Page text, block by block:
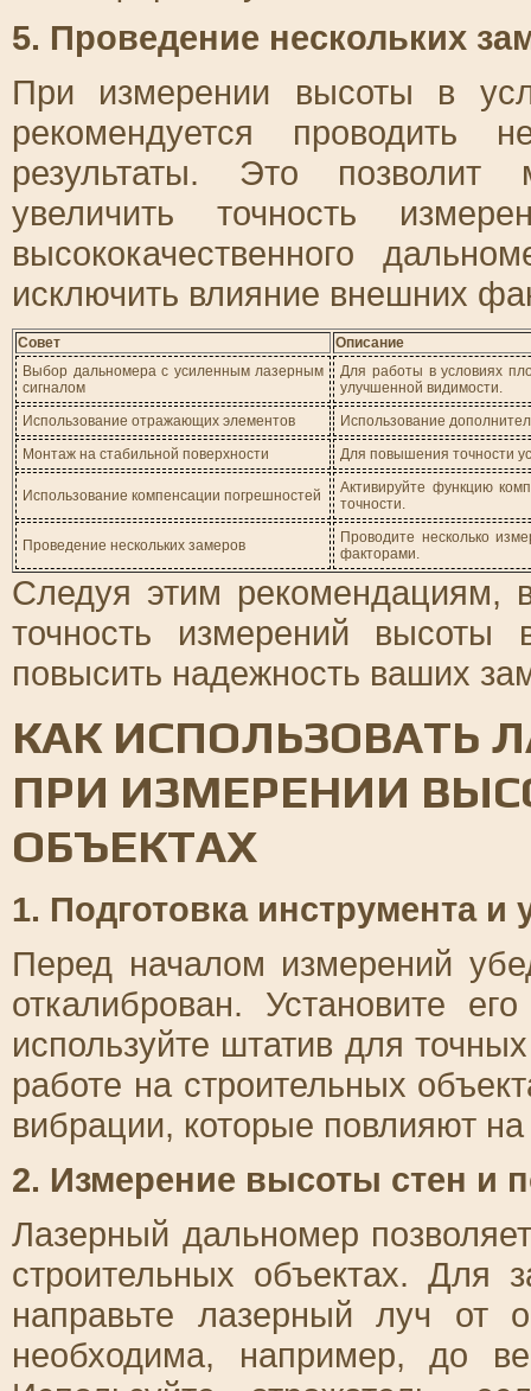
5. Проведение нескольких
При измерении высоты в
рекомендуется проводить
результаты. Это позволит
увеличить точность
высококачественного
исключить влияние внешних
Совет
Описание
Выбор дальномера с усиленным лазерным
сигналом
Для работы в условиях
улучшенной видимости.
Использование отражающих элементов
Использование
Монтаж на стабильной поверхности
Для повышения точности
Использование компенсации погрешностей
Активируйте функцию
точности.
Проведение нескольких замеров
Проводите несколько
факторами.
Следуя этим рекомендациям,
точность измерений
повысить надежность ваших
КАК ИСПОЛЬЗОВАТЬ
ПРИ ИЗМЕРЕНИИ
ОБЪЕКТАХ
1. Подготовка инструмента и
Перед началом измерений
откалиброван. Установите
используйте штатив для
работе на строительных
вибрации, которые повлияют на
2. Измерение высоты стен и
Лазерный дальномер
строительных объектах. Для
направьте лазерный луч от
необходима, например, до